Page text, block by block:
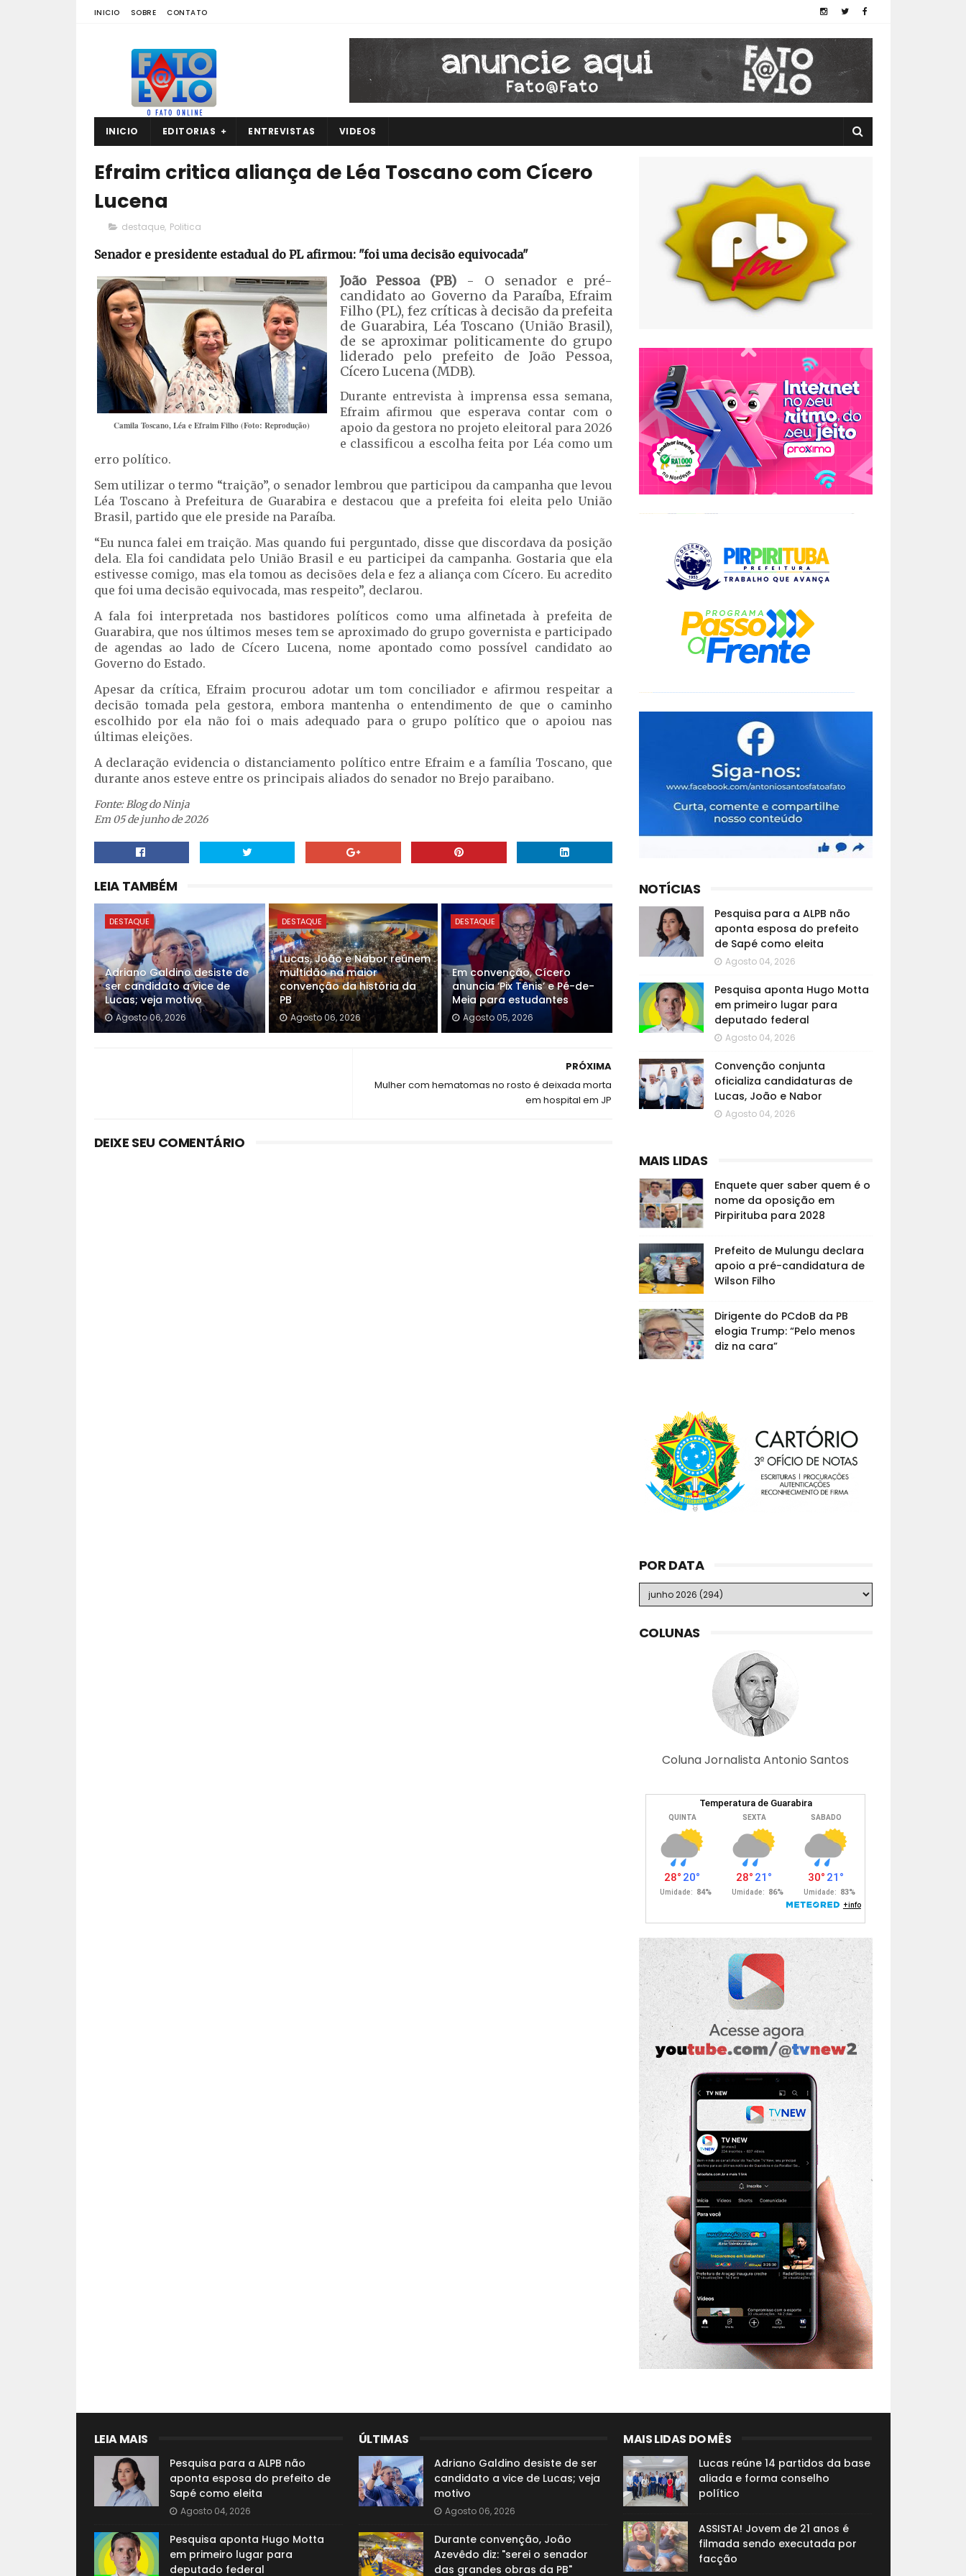
INICIO SOBRE CONTATO
INICIO EDITORIAS ENTREVISTAS VIDEOS
Efraim critica aliança de Léa Toscano com Cícero
Lucena
destaque, Politica
Senador e presidente estadual do PL afirmou: "foi uma decisão equivocada"
Camila Toscano, Léa e Efraim Filho (Foto: Reprodução)
João Pessoa (PB) - O senador e pré-
candidato ao Governo da Paraíba, Efraim
Filho (PL), fez críticas à decisão da prefeita
de Guarabira, Léa Toscano (União Brasil),
de se aproximar politicamente do grupo
liderado pelo prefeito de João Pessoa,
Cícero Lucena (MDB).
Durante entrevista à imprensa essa semana,
Efraim afirmou que esperava contar com o
apoio da gestora no projeto eleitoral para 2026
e classificou a escolha feita por Léa como um
erro político.
Sem utilizar o termo “traição”, o senador lembrou que participou da campanha que levou
Léa Toscano à Prefeitura de Guarabira e destacou que a prefeita foi eleita pelo União
Brasil, partido que ele preside na Paraíba.
“Eu nunca falei em traição. Mas quando fui perguntado, disse que discordava da posição
dela. Ela foi candidata pelo União Brasil e eu participei da campanha. Gostaria que ela
estivesse comigo, mas ela tomou as decisões dela e fez a aliança com Cícero. Eu acredito
que foi uma decisão equivocada, mas respeito”, declarou.
A fala foi interpretada nos bastidores políticos como uma alfinetada à prefeita de
Guarabira, que nos últimos meses tem se aproximado do grupo governista e participado
de agendas ao lado de Cícero Lucena, nome apontado como possível candidato ao
Governo do Estado.
Apesar da crítica, Efraim procurou adotar um tom conciliador e afirmou respeitar a
decisão tomada pela gestora, embora mantenha o entendimento de que o caminho
escolhido por ela não foi o mais adequado para o grupo político que o apoiou nas
últimas eleições.
A declaração evidencia o distanciamento político entre Efraim e a família Toscano, que
durante anos esteve entre os principais aliados do senador no Brejo paraibano.
Fonte: Blog do Ninja
Em 05 de junho de 2026
LEIA TAMBÉM
DESTAQUE
Adriano Galdino desiste de
ser candidato a vice de
Lucas; veja motivo
Agosto 06, 2026
DESTAQUE
Lucas, João e Nabor reúnem
multidão na maior
convenção da história da
PB
Agosto 06, 2026
DESTAQUE
Em convenção, Cícero
anuncia ‘Pix Tênis’ e Pé-de-
Meia para estudantes
Agosto 05, 2026
PRÓXIMA
Mulher com hematomas no rosto é deixada morta
em hospital em JP
DEIXE SEU COMENTÁRIO
NOTÍCIAS
Pesquisa para a ALPB não
aponta esposa do prefeito
de Sapé como eleita
Agosto 04, 2026
Pesquisa aponta Hugo Motta
em primeiro lugar para
deputado federal
Agosto 04, 2026
Convenção conjunta
oficializa candidaturas de
Lucas, João e Nabor
Agosto 04, 2026
MAIS LIDAS
Enquete quer saber quem é o
nome da oposição em
Pirpirituba para 2028
Prefeito de Mulungu declara
apoio a pré-candidatura de
Wilson Filho
Dirigente do PCdoB da PB
elogia Trump: “Pelo menos
diz na cara”
POR DATA
COLUNAS
Coluna Jornalista Antonio Santos
LEIA MAIS
Pesquisa para a ALPB não
aponta esposa do prefeito de
Sapé como eleita
Agosto 04, 2026
Pesquisa aponta Hugo Motta
em primeiro lugar para
deputado federal
ÚLTIMAS
Adriano Galdino desiste de ser
candidato a vice de Lucas; veja
motivo
Agosto 06, 2026
Durante convenção, João
Azevêdo diz: "serei o senador
das grandes obras da PB"
MAIS LIDAS DO MÊS
Lucas reúne 14 partidos da base
aliada e forma conselho
político
ASSISTA! Jovem de 21 anos é
filmada sendo executada por
facção